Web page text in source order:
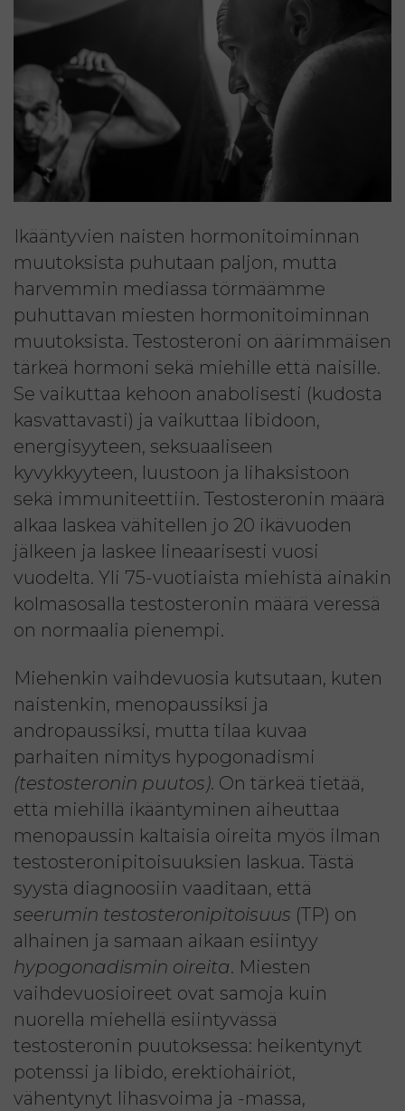
Ikääntyvien naisten hormonitoiminnan
muutoksista puhutaan paljon, mutta
harvemmin mediassa törmäämme
puhuttavan miesten hormonitoiminnan
muutoksista. Testosteroni on äärimmäisen
tärkeä hormoni sekä miehille että naisille.
Se vaikuttaa kehoon anabolisesti (kudosta
kasvattavasti) ja vaikuttaa libidoon,
energisyyteen, seksuaaliseen
kyvykkyyteen, luustoon ja lihaksistoon
sekä immuniteettiin. Testosteronin määrä
alkaa laskea vähitellen jo 20 ikävuoden
jälkeen ja laskee lineaarisesti vuosi
vuodelta. Yli 75-vuotiaista miehistä ainakin
kolmasosalla testosteronin määrä veressä
on normaalia pienempi.
Miehenkin vaihdevuosia kutsutaan, kuten
naistenkin, menopaussiksi ja
andropaussiksi, mutta tilaa kuvaa
parhaiten nimitys hypogonadismi
(testosteronin puutos). On tärkeä tietää,
että miehillä ikääntyminen aiheuttaa
menopaussin kaltaisia oireita myös ilman
testosteronipitoisuuksien laskua. Tästä
syystä diagnoosiin vaaditaan, että
seerumin testosteronipitoisuus (TP) on
alhainen ja samaan aikaan esiintyy
hypogonadismin oireita. Miesten
vaihdevuosioireet ovat samoja kuin
nuorella miehellä esiintyvässä
testosteronin puutoksessa: heikentynyt
potenssi ja libido, erektiohäiriöt,
vähentynyt lihasvoima ja -massa,